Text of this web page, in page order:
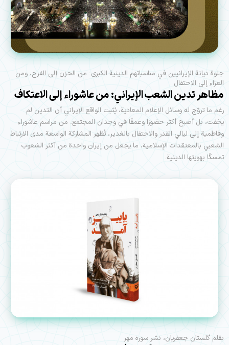
جلوة ديانة الإيرانيين في مناسباتهم الدينية الكبرى: من الحزن إلى الفرح، ومن
العزاء إلى الاحتفال
مظاهر تدين الشعب الإيراني: من عاشوراء إلى الاعتكاف
رغم ما تروّج له وسائل الإعلام المعادية، يُثبت الواقع الإيراني أن التدين لم
يخفت، بل أصبح أكثر حضورًا وعمقًا في وجدان المجتمع. من مراسم عاشوراء
وفاطمية إلى ليالي القدر والاحتفال بالغدير، تُظهر المشاركة الواسعة مدى الارتباط
الشعبي بالمعتقدات الإسلامية، ما يجعل من إيران واحدة من أكثر الشعوب
تمسكًا بهويتها الدينية.
بقلم گلستان جعفريان، نشر سوره مهر